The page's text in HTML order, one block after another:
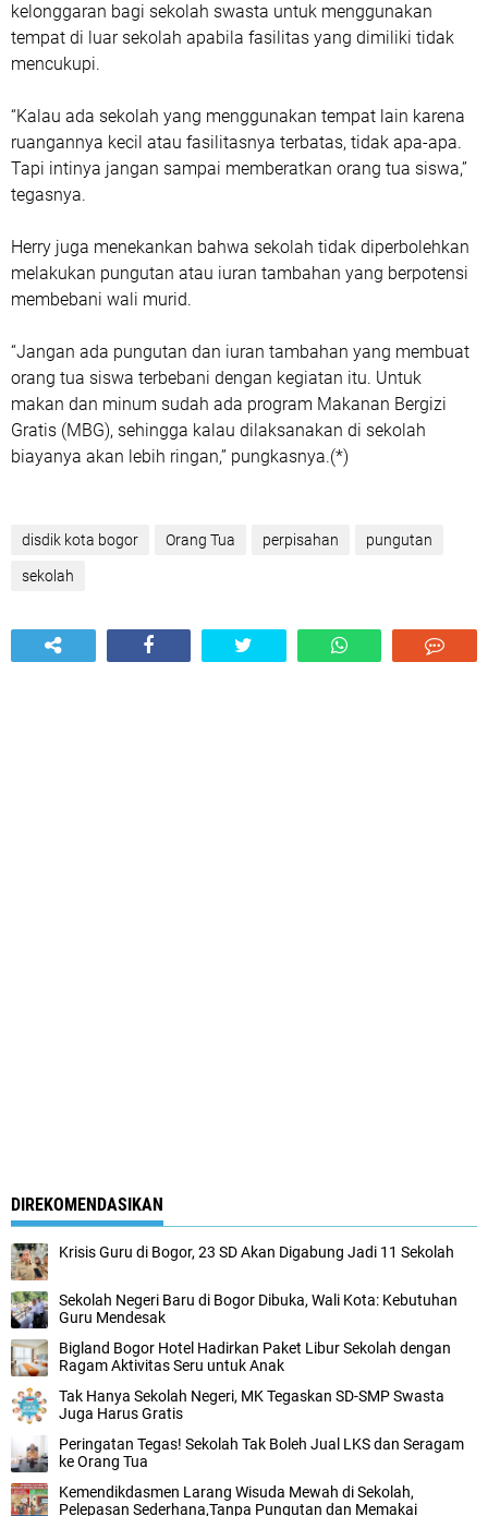
kelonggaran bagi sekolah swasta untuk menggunakan
tempat di luar sekolah apabila fasilitas yang dimiliki tidak
mencukupi.
“Kalau ada sekolah yang menggunakan tempat lain karena
ruangannya kecil atau fasilitasnya terbatas, tidak apa-apa.
Tapi intinya jangan sampai memberatkan orang tua siswa,”
tegasnya.
Herry juga menekankan bahwa sekolah tidak diperbolehkan
melakukan pungutan atau iuran tambahan yang berpotensi
membebani wali murid.
“Jangan ada pungutan dan iuran tambahan yang membuat
orang tua siswa terbebani dengan kegiatan itu. Untuk
makan dan minum sudah ada program Makanan Bergizi
Gratis (MBG), sehingga kalau dilaksanakan di sekolah
biayanya akan lebih ringan,” pungkasnya.(*)
disdik kota bogor Orang Tua perpisahan pungutan
sekolah
DIREKOMENDASIKAN
Krisis Guru di Bogor, 23 SD Akan Digabung Jadi 11 Sekolah
Sekolah Negeri Baru di Bogor Dibuka, Wali Kota: Kebutuhan
Guru Mendesak
Bigland Bogor Hotel Hadirkan Paket Libur Sekolah dengan
Ragam Aktivitas Seru untuk Anak
Tak Hanya Sekolah Negeri, MK Tegaskan SD-SMP Swasta
Juga Harus Gratis
Peringatan Tegas! Sekolah Tak Boleh Jual LKS dan Seragam
ke Orang Tua
Kemendikdasmen Larang Wisuda Mewah di Sekolah,
Pelepasan Sederhana,Tanpa Pungutan dan Memakai